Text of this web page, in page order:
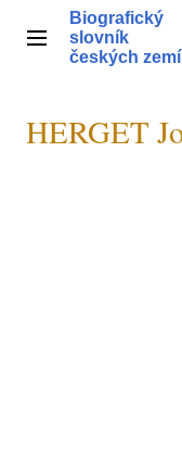
obsahHlavní menu
Biografický
slovník
českých zemí
HERGET